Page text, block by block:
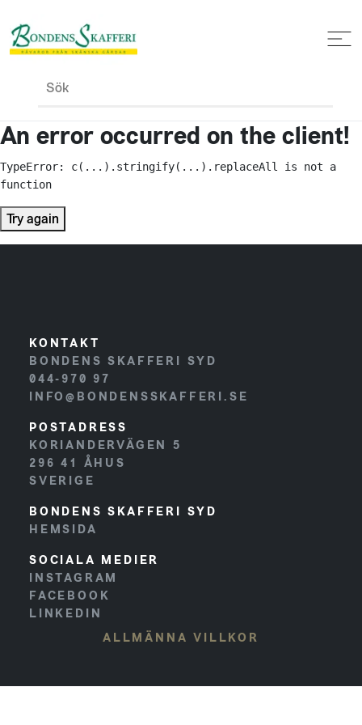
Sök
An error occurred on the client!
TypeError: c(...).stringify(...).replaceAll is not a
function
Try again
KONTAKT
BONDENS SKAFFERI SYD
044-970 97
INFO@BONDENSSKAFFERI.SE
POSTADRESS
KORIANDERVÄGEN 5
296 41 ÅHUS
SVERIGE
BONDENS SKAFFERI SYD
HEMSIDA
SOCIALA MEDIER
INSTAGRAM
FACEBOOK
LINKEDIN
ALLMÄNNA VILLKOR